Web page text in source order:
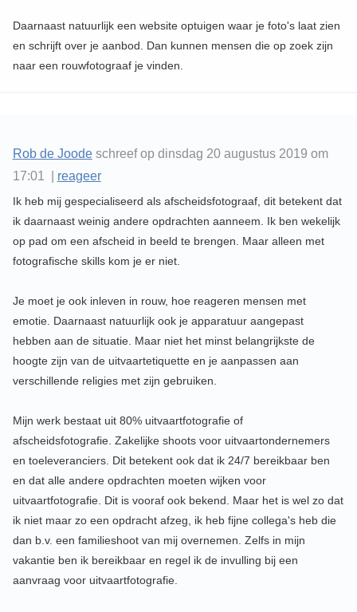
Daarnaast natuurlijk een website optuigen waar je foto's laat zien
en schrijft over je aanbod. Dan kunnen mensen die op zoek zijn
naar een rouwfotograaf je vinden.
Rob de Joodeschreef op dinsdag 20 augustus 2019 om
17:01 | reageer
Ik heb mij gespecialiseerd als afscheidsfotograaf, dit betekent dat
ik daarnaast weinig andere opdrachten aanneem. Ik ben wekelijk
op pad om een afscheid in beeld te brengen. Maar alleen met
fotografische skills kom je er niet.
Je moet je ook inleven in rouw, hoe reageren mensen met
emotie. Daarnaast natuurlijk ook je apparatuur aangepast
hebben aan de situatie. Maar niet het minst belangrijkste de
hoogte zijn van de uitvaartetiquette en je aanpassen aan
verschillende religies met zijn gebruiken.
Mijn werk bestaat uit 80% uitvaartfotografie of
afscheidsfotografie. Zakelijke shoots voor uitvaartondernemers
en toeleveranciers. Dit betekent ook dat ik 24/7 bereikbaar ben
en dat alle andere opdrachten moeten wijken voor
uitvaartfotografie. Dit is vooraf ook bekend. Maar het is wel zo dat
ik niet maar zo een opdracht afzeg, ik heb fijne collega's heb die
dan b.v. een familieshoot van mij overnemen. Zelfs in mijn
vakantie ben ik bereikbaar en regel ik de invulling bij een
aanvraag voor uitvaartfotografie.